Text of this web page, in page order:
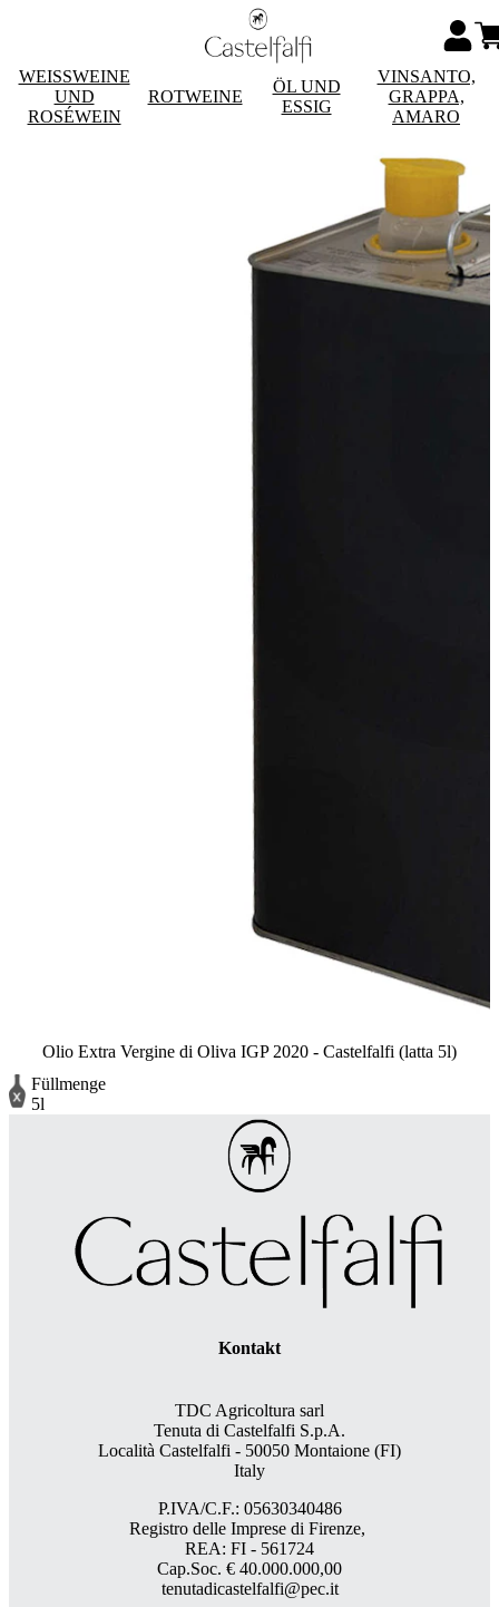
WEISSWEINE
UND
ROSÉWEIN
ROTWEINE
ÖL UND
ESSIG
VINSANTO,
GRAPPA,
AMARO
Olio Extra Vergine di Oliva IGP 2020 - Castelfalfi (latta 5l)
Füllmenge
5l
Kontakt
TDC Agricoltura sarl
Tenuta di Castelfalfi S.p.A.
Località Castelfalfi - 50050 Montaione (FI)
Italy
P.IVA/C.F.: 05630340486
Registro delle Imprese di Firenze,
REA: FI - 561724
Cap.Soc. € 40.000.000,00
tenutadicastelfalfi@pec.it